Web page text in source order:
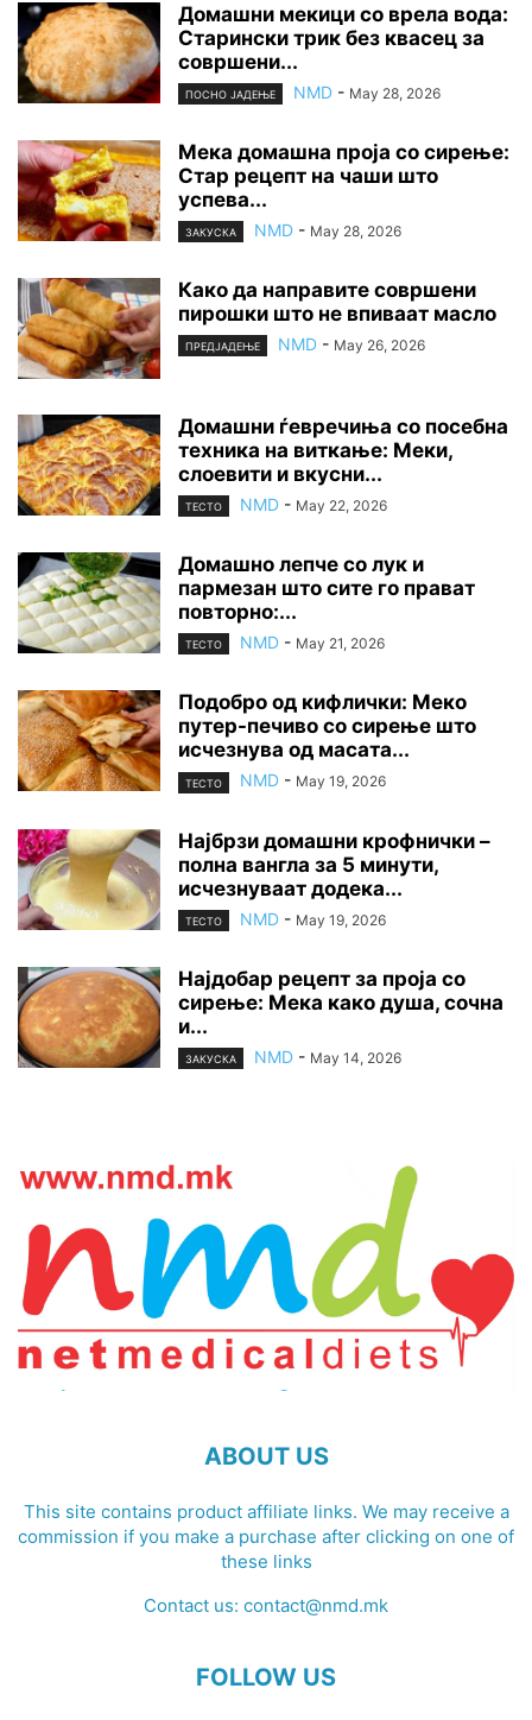
Домашни мекици со врела вода:
Старински трик без квасец за
совршени...
ПОСНО ЈАДЕЊЕ NMD - May 28, 2026
Мека домашна проја со сирење:
Стар рецепт на чаши што
успева...
ЗАКУСКА NMD - May 28, 2026
Како да направите совршени
пирошки што не впиваат масло
ПРЕДЈАДЕЊЕ NMD - May 26, 2026
Домашни ѓевречиња со посебна
техника на виткање: Меки,
слоевити и вкусни...
ТЕСТО NMD - May 22, 2026
Домашно лепче со лук и
пармезан што сите го прават
повторно:...
ТЕСТО NMD - May 21, 2026
Подобро од кифлички: Меко
путер-печиво со сирење што
исчезнува од масата...
ТЕСТО NMD - May 19, 2026
Најбрзи домашни крофнички –
полна вангла за 5 минути,
исчезнуваат додека...
ТЕСТО NMD - May 19, 2026
Најдобар рецепт за проја со
сирење: Мека како душа, сочна
и...
ЗАКУСКА NMD - May 14, 2026
ABOUT US
This site contains product affiliate links. We may receive a
commission if you make a purchase after clicking on one of
these links
Contact us: contact@nmd.mk
FOLLOW US